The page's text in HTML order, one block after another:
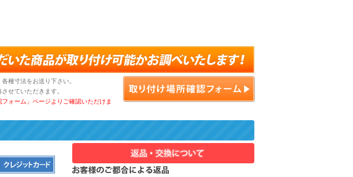
種寸法をお送り下さい。
せていただきます。
ォーム」ページよりご確認いただけま